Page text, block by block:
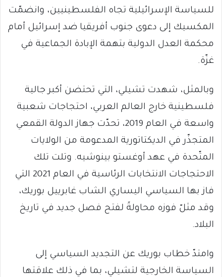
للسياسة الإسرائيلية تجاه الفلسطينيين، وانضمّت
المكسيك إلى دعوى جنوب أفريقيا ضد إسرائيل أمام
محكمة العدل الدولية بتهمة الإبادة الجماعية في
غزّة.
وبالمثل، شهدت تشيلي، التي تحتضن أكبر جالية
فلسطينية خارج العالم العربي، احتجاجات شعبية
واسعة في العام 2019، تحدّت جهاز الدولة القمعي
المتجذّر في الديكتاتورية المدعومة من الولايات
المتّحدة في عهد أوغستو بينوشيه. وتلت تلك
الاحتجاجات الانتخابات الرئاسية في العام 2021 التي
فاز بها السياسي اليساري الشاب غابرييل بوريك،
وقد مثلّ فوزه محاولةً لفتح فصل جديد في تاريخ
البلاد.
وامتدّ خطاب بوريك عن التجديد السياسي إلى
السياسة الخارجية لتشيلي، بما في ذلك علاقتها